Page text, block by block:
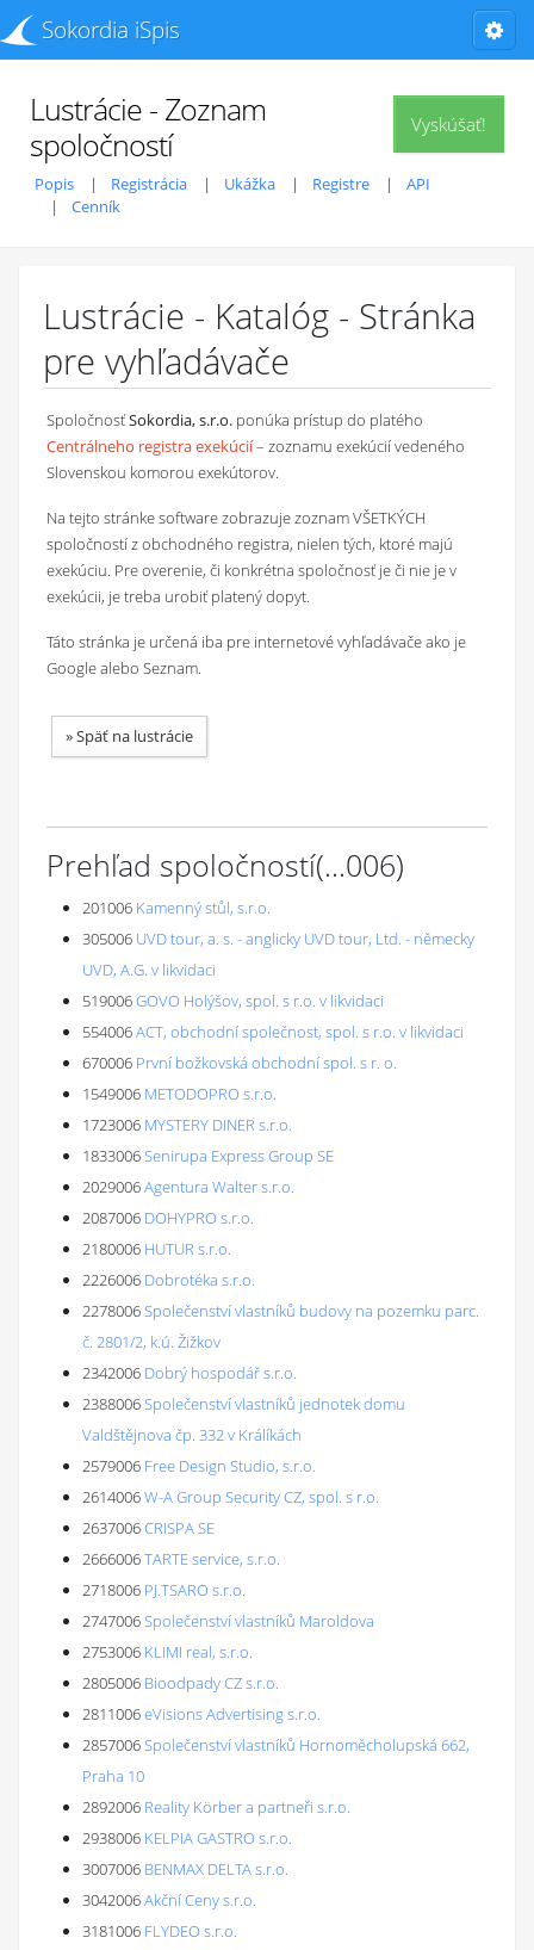
Sokordia iSpis
Vyskúšať!
Lustrácie - Zoznam
spoločností
Popis Registrácia Ukážka Registre
API
Cenník
Lustrácie - Katalóg - Stránka
pre vyhľadávače
SpoločnosťSokordia, s.r.o. ponúka prístup do platého
Centrálneho registra exekúcií– zoznamu exekúcií vedeného
Slovenskou komorou exekútorov.
Na tejto stránke software zobrazuje zoznam VŠETKÝCH
spoločností z obchodného registra, nielen tých, ktoré majú
exekúciu. Pre overenie, či konkrétna spoločnosť je či nie je v
exekúcii, je treba urobiť platený dopyt.
Táto stránka je určená iba pre internetové vyhľadávače ako je
Google alebo Seznam.
»Späť na lustrácie
Prehľad spoločností(...006)
201006 Kamenný stůl, s.r.o.
305006 UVD tour, a. s. - anglicky UVD tour, Ltd. - německy
UVD, A.G. v likvidaci
519006GOVO Holýšov, spol. s r.o. v likvidaci
554006ACT, obchodní společnost, spol. s r.o. v likvidaci
670006 První božkovská obchodní spol. s r. o.
1549006 METODOPRO s.r.o.
1723006 MYSTERY DINER s.r.o.
1833006Senirupa Express Group SE
2029006Agentura Walter s.r.o.
2087006 DOHYPRO s.r.o.
2180006 HUTUR s.r.o.
2226006 Dobrotéka s.r.o.
2278006Společenství vlastníků budovy na pozemku parc.
č. 2801/2, k.ú. Žižkov
2342006 Dobrý hospodář s.r.o.
2388006Společenství vlastníků jednotek domu
Valdštějnova čp. 332 v Králíkách
2579006 Free Design Studio, s.r.o.
2614006W-A Group Security CZ, spol. s r.o.
2637006CRISPA SE
2666006TARTE service, s.r.o.
2718006 PJ.TSARO s.r.o.
2747006Společenství vlastníků Maroldova
2753006 KLIMI real, s.r.o.
2805006 Bioodpady CZ s.r.o.
2811006eVisions Advertising s.r.o.
2857006Společenství vlastníků Hornoměcholupská 662,
Praha 10
2892006 Reality Körber a partneři s.r.o.
2938006 KELPIA GASTRO s.r.o.
3007006 BENMAX DELTA s.r.o.
3042006Akční Ceny s.r.o.
3181006 FLYDEO s.r.o.